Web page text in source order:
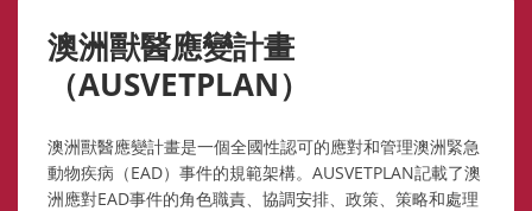
澳洲獸醫應變計畫
（AUSVETPLAN）
澳洲獸醫應變計畫是一個全國性認可的應對和管理澳洲緊急
動物疾病（EAD）事件的規範架構。AUSVETPLAN記載了澳
洲應對EAD事件的角色職責、協調安排、政策、策略和處理